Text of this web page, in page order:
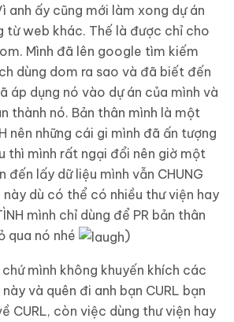
anh ấy cũng mới làm xong dự án
từ web khác. Thế là được chỉ cho
Mình đã lên google tìm kiếm
dùng dom ra sao và đã biết đến
áp dụng nó vào dự án của mình và
thành nó. Bản thân mình là một
nên những cái gi mình đã ấn tượng
thì mình rất ngại đổi nên giờ một
đến lấy dữ liệu mình vẫn CHUNG
này dù có thể có nhiều thư viện hay
mình chỉ dùng để PR bản thân
qua nó nhé
)
mình không khuyến khích các
và quên đi anh bạn CURL bạn
CURL, còn việc dùng thư viện hay